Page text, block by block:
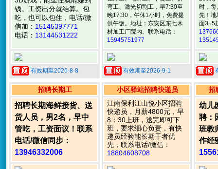
钱。工资出分就结算。包
吃，也可以包住，电话/微
信加： 15145397771
电话： 13144531222
有效期至2026-8-8
弯工、激光切割工，早7:30至
晚17:30，午休1小时，免费提
供午饭。地址：东安区东七木
材加工厂院内。联系电话：
15945751977
有效期至2026-9-1
时，
先！地
面3+5
招聘长期工
招聘长期海鲜接货、送
货人员，男2名，早中
管吃，工资面议！联系
电话/微信同步：
13946332006
小区驿站招聘快递员
江南保利江山悦小区招聘
快递员，月薪4800元，早
8：30上班，送完即可下
班，要求细心负责，有快
递员经验能长期干者优
先，联系电话/微信：
18804608708
招
幼儿
聘：
班教
作经